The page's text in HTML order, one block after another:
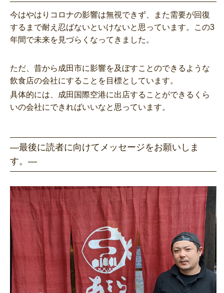
今はやはりコロナの影響は無視できず、また需要が回復
するまで耐え忍ばないといけないと思っています。この3
年間で未来を見づらくなってきました。
ただ、昔から成田市に影響を及ぼすことのできるような
飲食店の会社にすることを目標としています。
具体的には、成田国際空港に出店することができるくら
いの会社にできればいいなと思っています。
―最後に読者に向けてメッセージをお願いしま
す。―